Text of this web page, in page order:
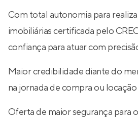
Com total autonomia para
imobiliárias certificada pelo
confiança para atuar com
Maior credibilidade diante do
na jornada de compra ou
Oferta de maior segurança para